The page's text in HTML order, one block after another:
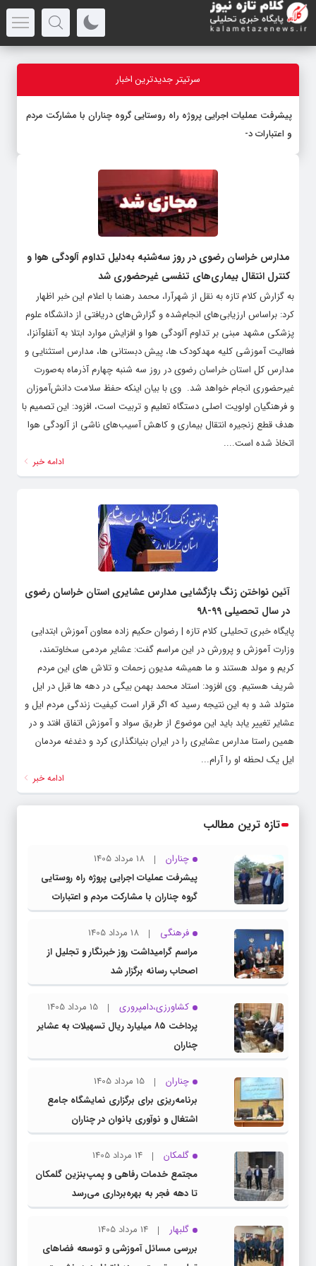
سرتیتر جدیدترین اخبار
پیشرفت عملیات اجرایی پروژه راه روستایی گروه چناران با مشارکت مردم
و اعتبارات دولتی
مدارس خراسان رضوی در روز سه‌شنبه به‌دلیل تداوم آلودگی هوا و
کنترل انتقال بیماری‌های تنفسی غیرحضوری شد
به گزارش کلام تازه به نقل از شهرآرا، محمد رهنما با اعلام این خبر اظهار
کرد: براساس ارزیابی‌های انجام‌شده و گزارش‌های دریافتی از دانشگاه علوم
پزشکی مشهد مبنی بر تداوم آلودگی هوا و افزایش موارد ابتلا به آنفلوآنزا،
فعالیت آموزشی کلیه مهدکودک ها، پیش دبستانی ها، مدارس استثنایی و
مدارس کل استان خراسان رضوی در روز سه شنبه چهارم آذرماه به‌صورت
غیرحضوری انجام خواهد شد. ‌ وی با بیان اینکه حفظ سلامت دانش‌آموزان
و فرهنگیان اولویت اصلی دستگاه تعلیم و تربیت است، افزود: این تصمیم با
هدف قطع زنجیره انتقال بیماری و کاهش آسیب‌های ناشی از آلودگی هوا
اتخاذ شده است....
ادامه خبر
آئین نواختن زنگ بازگشایی مدارس عشایری استان خراسان رضوی
در سال تحصیلی 99-98
پایگاه خبری تحلیلی کلام تازه | رضوان حکیم زاده معاون آموزش ابتدایی
وزارت آموزش و پرورش در این مراسم گفت: عشایر مردمی سخاوتمند،
کریم و مولد هستند و ما همیشه مدیون زحمات و تلاش های این مردم
شریف هستیم. وی افزود: استاد محمد بهمن بیگی در دهه ها قبل در ایل
متولد شد و به این نتیجه رسید که اگر قرار است کیفیت زندگی مردم ایل و
عشایر تغییر یابد باید این موضوع از طریق سواد و آموزش اتفاق افتد و در
همین راستا مدارس عشایری را در ایران بنیانگذاری کرد و دغدغه مردمان
ایل یک لحظه او را آرام...
ادامه خبر
تازه ترین مطالب
چناران
18 مرداد 1405
پیشرفت عملیات اجرایی پروژه راه روستایی
گروه چناران با مشارکت مردم و اعتبارات
دولتی
فرهنگی
18 مرداد 1405
مراسم گرامیداشت روز خبرنگار و تجلیل از
اصحاب رسانه برگزار شد
کشاورزی،دامپروری
15 مرداد 1405
پرداخت ۸۵ میلیارد ریال تسهیلات به عشایر
چناران
چناران
15 مرداد 1405
برنامه‌ریزی برای برگزاری نمایشگاه جامع
اشتغال و نوآوری بانوان در چناران
گلمکان
14 مرداد 1405
مجتمع خدمات رفاهی و پمپ‌بنزین گلمکان
تا دهه فجر به بهره‌برداری می‌رسد
گلبهار
14 مرداد 1405
بررسی مسائل آموزشی و توسعه فضاهای